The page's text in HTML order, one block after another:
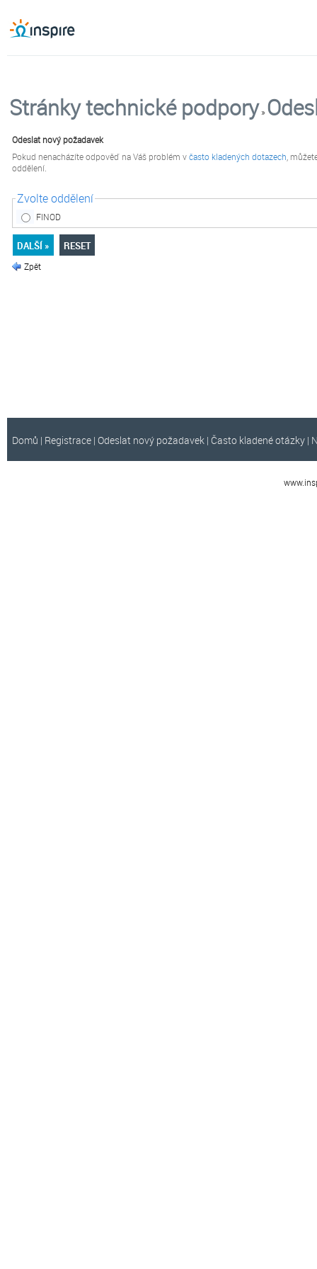
Stránky technické podpory »
Odeslat nový požadavek
Pokud nenacházíte odpověď na Váš problém včasto kladených dotazech ,
oddělení.
Zvolte oddělení
FINOD
Zpět
Domů | Registrace | Odeslat nový požadavek | Často kladené otázky |